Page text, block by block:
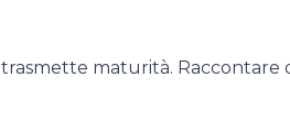
maturità. Raccontare